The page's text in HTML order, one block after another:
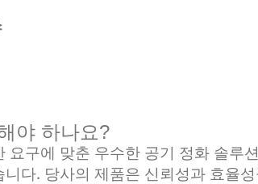
야 하나요?
요구에 맞춘 우수한 공기 정화 솔루
다. 당사의 제품은 신뢰성과 효율